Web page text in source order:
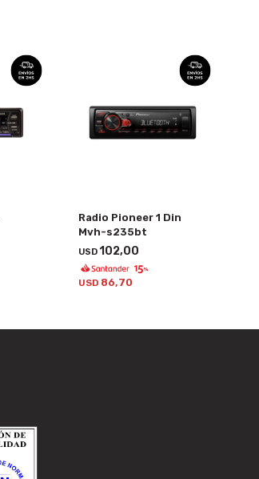
Radio Pioneer 1 Din
Mvh-s235bt
USD102,00
USD 86,70